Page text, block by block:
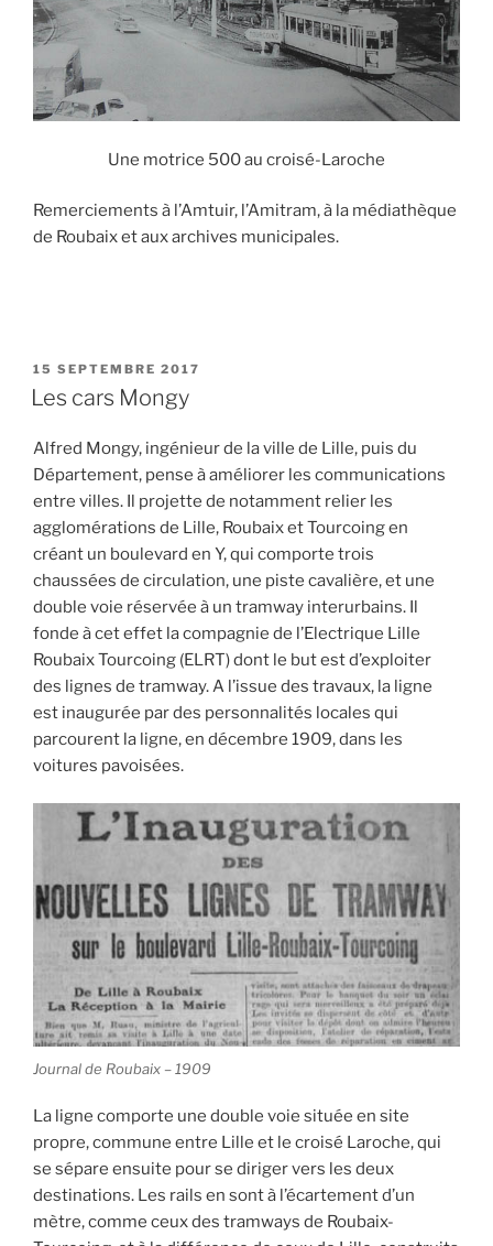
Une motrice 500 au croisé-Laroche
Remerciements à l’Amtuir, l’Amitram, à la médiathèque
de Roubaix et aux archives municipales.
PUBLIÉ
LE
15 SEPTEMBRE 2017
Les cars Mongy
Alfred Mongy, ingénieur de la ville de Lille, puis du
Département, pense à améliorer les communications
entre villes. Il projette de notamment relier les
agglomérations de Lille, Roubaix et Tourcoing en
créant un boulevard en Y, qui comporte trois
chaussées de circulation, une piste cavalière, et une
double voie réservée à un tramway interurbains. Il
fonde à cet effet la compagnie de l’Electrique Lille
Roubaix Tourcoing (ELRT) dont le but est d’exploiter
des lignes de tramway. A l’issue des travaux, la ligne
est inaugurée par des personnalités locales qui
parcourent la ligne, en décembre 1909, dans les
voitures pavoisées.
Journal de Roubaix – 1909
La ligne comporte une double voie située en site
propre, commune entre Lille et le croisé Laroche, qui
se sépare ensuite pour se diriger vers les deux
destinations. Les rails en sont à l’écartement d’un
mètre, comme ceux des tramways de Roubaix-